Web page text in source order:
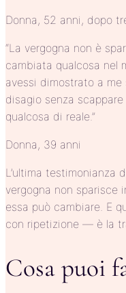
Donna, 52 anni, dopo
“La vergogna non è
cambiata qualcosa nel
avessi dimostrato a
disagio senza
qualcosa di reale.”
Donna, 39 anni
L’ultima testimonianza
vergogna non sparisce
essa può cambiare. E
con ripetizione — è la
Cosa puoi